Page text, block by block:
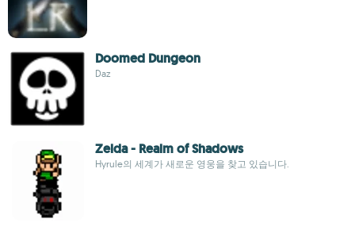
Doomed Dungeon
Daz
Zelda - Realm of Shadows
Hyrule의 세계가 새로운 영웅을 찾고 있습니다.